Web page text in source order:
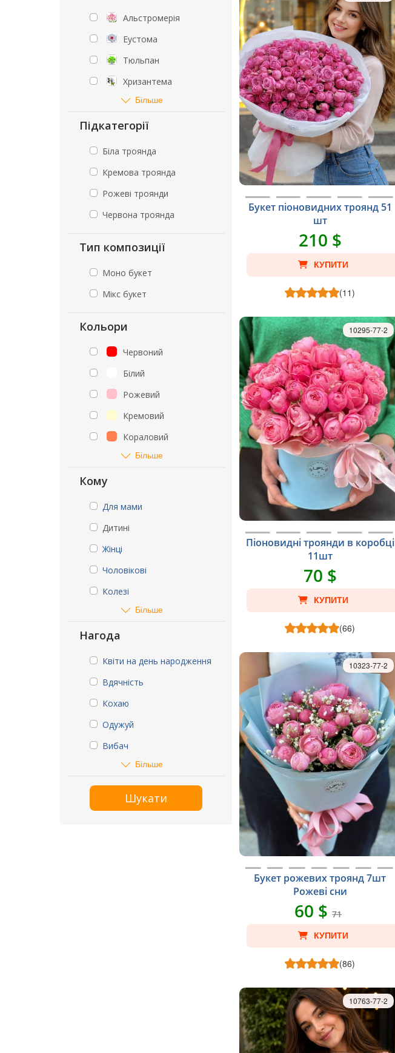
Альстромерія
Еустома
Тюльпан
Хризантема
Більше
Підкатегорії
Біла троянда
Кремова троянда
Рожеві троянди
Червона троянда
Тип композиції
Моно букет
Мікс букет
Кольори
Червоний
Білий
Рожевий
Кремовий
Кораловий
Більше
Кому
Для мами
Дитині
Жінці
Чоловікові
Колезі
Більше
Нагода
Квіти на день народження
Вдячність
Кохаю
Одужуй
Вибач
Більше
Шукати
Букет піоновидних троянд 51
шт
210 $
КУПИТИ
(11)
Піоновидні троянди в коробці
11шт
10295-77-2
70 $
КУПИТИ
(66)
Букет рожевих троянд 7шт
Рожеві сни
10323-77-2
60 $71
КУПИТИ
(86)
10763-77-2